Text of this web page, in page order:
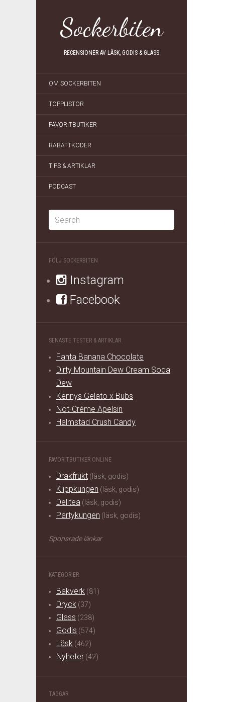
Sockerbiten
RECENSIONER AV LÄSK, GODIS & GLASS
OM SOCKERBITEN
TOPPLISTOR
FAVORITBUTIKER
RABATTKODER
TIPS & ARTIKLAR
PODCAST
FÖLJ SOCKERBITEN
Instagram
Facebook
SENASTE TESTER & ARTIKLAR
Fanta Banana Chocolate
Dirty Mountain Dew Cream Soda
Dew
Kennys Gelato x Bubs
Nöt-Créme Apelsin
Halmstad Crush Candy
FAVORITBUTIKER ONLINE
Drakfrukt (läsk, godis)
Klippkungen (läsk, godis)
Delitea (läsk, godis)
Partykungen (läsk, godis)
Sponsrade länkar
KATEGORIER
Bakverk (81)
Dryck (37)
Glass (238)
Godis (574)
Läsk (462)
Nyheter (42)
TAGGAR